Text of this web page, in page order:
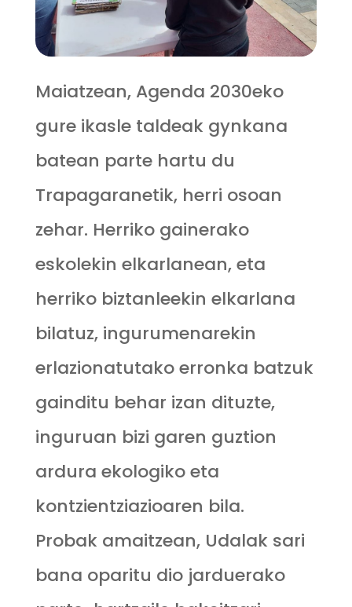
Maiatzean, Agenda 2030eko
gure ikasle taldeak gynkana
batean parte hartu du
Trapagaranetik, herri osoan
zehar. Herriko gainerako
eskolekin elkarlanean, eta
herriko biztanleekin elkarlana
bilatuz, ingurumenarekin
erlazionatutako erronka batzuk
gainditu behar izan dituzte,
inguruan bizi garen guztion
ardura ekologiko eta
kontzientziazioaren bila.
Probak amaitzean, Udalak sari
bana oparitu dio jarduerako